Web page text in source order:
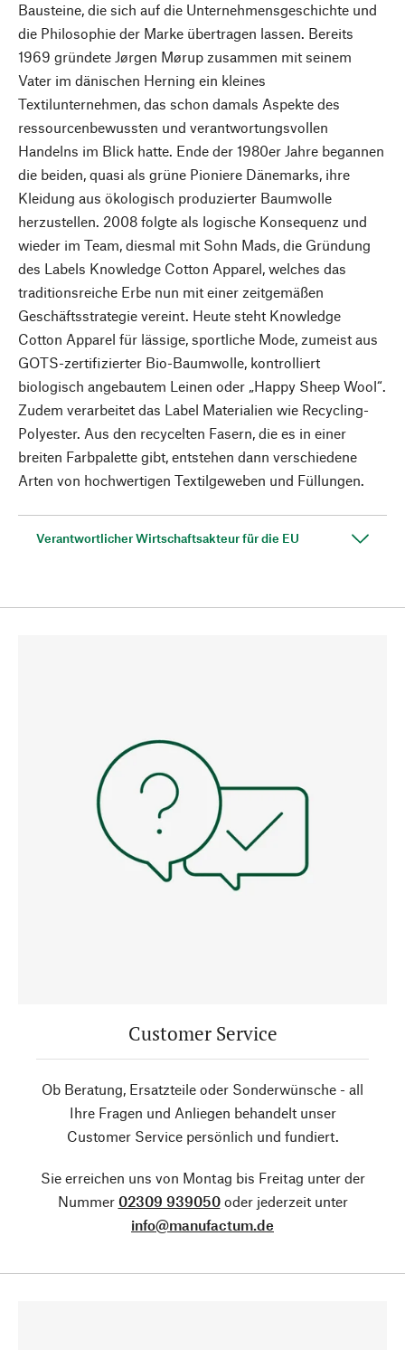
Bausteine, die sich auf die Unternehmensgeschichte und
die Philosophie der Marke übertragen lassen. Bereits
1969 gründete Jørgen Mørup zusammen mit seinem
Vater im dänischen Herning ein kleines
Textilunternehmen, das schon damals Aspekte des
ressourcenbewussten und verantwortungsvollen
Handelns im Blick hatte. Ende der 1980er Jahre begannen
die beiden, quasi als grüne Pioniere Dänemarks, ihre
Kleidung aus ökologisch produzierter Baumwolle
herzustellen. 2008 folgte als logische Konsequenz und
wieder im Team, diesmal mit Sohn Mads, die Gründung
des Labels Knowledge Cotton Apparel, welches das
traditionsreiche Erbe nun mit einer zeitgemäßen
Geschäftsstrategie vereint. Heute steht Knowledge
Cotton Apparel für lässige, sportliche Mode, zumeist aus
GOTS-zertifizierter Bio-Baumwolle, kontrolliert
biologisch angebautem Leinen oder „Happy Sheep Wool“.
Zudem verarbeitet das Label Materialien wie Recycling-
Polyester. Aus den recycelten Fasern, die es in einer
breiten Farbpalette gibt, entstehen dann verschiedene
Arten von hochwertigen Textilgeweben und Füllungen.
Verantwortlicher Wirtschaftsakteur für die EU
Customer Service
Ob Beratung, Ersatzteile oder Sonderwünsche - all
Ihre Fragen und Anliegen behandelt unser
Customer Service persönlich und fundiert.
Sie erreichen uns von Montag bis Freitag unter der
Nummer 02309 939050oder jederzeit unter
info@manufactum.de